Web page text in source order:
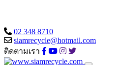
02 348 8710
siamrecycle@hotmail.com
ติดตามเรา